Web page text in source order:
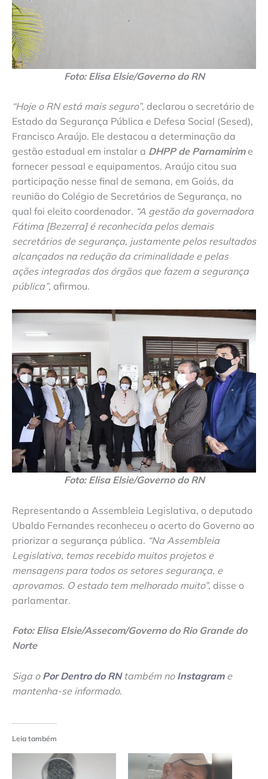
Foto: Elisa Elsie/Governo do RN
“Hoje o RN está mais seguro”, declarou o secretário de
Estado da Segurança Pública e Defesa Social (Sesed),
Francisco Araújo. Ele destacou a determinação da
gestão estadual em instalar a DHPP de Parnamirime
fornecer pessoal e equipamentos. Araújo citou sua
participação nesse final de semana, em Goiás, da
reunião do Colégio de Secretários de Segurança, no
qual foi eleito coordenador. “A gestão da governadora
Fátima [Bezerra] é reconhecida pelos demais
secretários de segurança, justamente pelos resultados
alcançados na redução da criminalidade e pelas
ações integradas dos órgãos que fazem a segurança
pública”, afirmou.
Foto: Elisa Elsie/Governo do RN
Representando a Assembleia Legislativa, o deputado
Ubaldo Fernandes reconheceu o acerto do Governo ao
priorizar a segurança pública. “Na Assembleia
Legislativa, temos recebido muitos projetos e
mensagens para todos os setores segurança, e
aprovamos. O estado tem melhorado muito”, disse o
parlamentar.
Foto: Elisa Elsie/Assecom/Governo do Rio Grande do
Norte
Siga o Por Dentro do RNtambém no Instagrame
mantenha-se informado.
Leia também